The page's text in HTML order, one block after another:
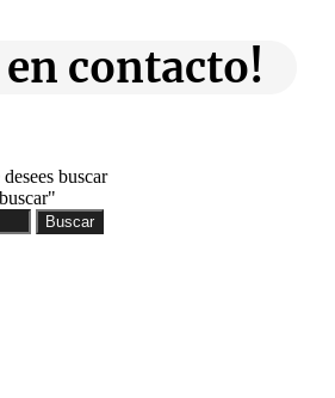
en contacto!
buscar
Buscar